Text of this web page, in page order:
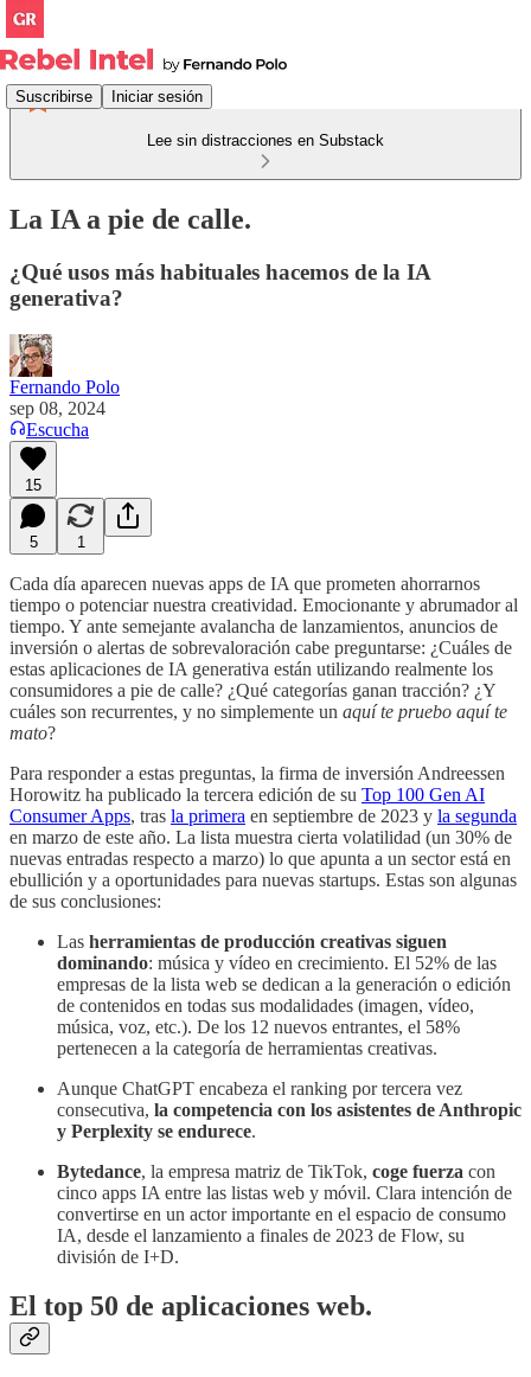
Suscribirse Iniciar sesión
Lee sin distracciones en Substack
La IA a pie de calle.
¿Qué usos más habituales hacemos de la IA
generativa?
Fernando Polo
sep 08, 2024
Escucha
15
5 1
Cada día aparecen nuevas apps de IA que prometen ahorrarnos
tiempo o potenciar nuestra creatividad. Emocionante y abrumador al
tiempo. Y ante semejante avalancha de lanzamientos, anuncios de
inversión o alertas de sobrevaloración cabe preguntarse: ¿Cuáles de
estas aplicaciones de IA generativa están utilizando realmente los
consumidores a pie de calle? ¿Qué categorías ganan tracción? ¿Y
cuáles son recurrentes, y no simplemente un aquí te pruebo aquí te
mato?
Para responder a estas preguntas, la firma de inversión Andreessen
Horowitz ha publicado la tercera edición de su Top 100 Gen AI
Consumer Apps, tras la primera en septiembre de 2023 y la segunda
en marzo de este año. La lista muestra cierta volatilidad (un 30% de
nuevas entradas respecto a marzo) lo que apunta a un sector está en
ebullición y a oportunidades para nuevas startups. Estas son algunas
de sus conclusiones:
Las herramientas de producción creativas siguen
dominando: música y vídeo en crecimiento. El 52% de las
empresas de la lista web se dedican a la generación o edición
de contenidos en todas sus modalidades (imagen, vídeo,
música, voz, etc.). De los 12 nuevos entrantes, el 58%
pertenecen a la categoría de herramientas creativas.
Aunque ChatGPT encabeza el ranking por tercera vez
consecutiva, la competencia con los asistentes de Anthropic
y Perplexity se endurece.
Bytedance, la empresa matriz de TikTok, coge fuerza con
cinco apps IA entre las listas web y móvil. Clara intención de
convertirse en un actor importante en el espacio de consumo
IA, desde el lanzamiento a finales de 2023 de Flow, su
división de I+D.
El top 50 de aplicaciones web.